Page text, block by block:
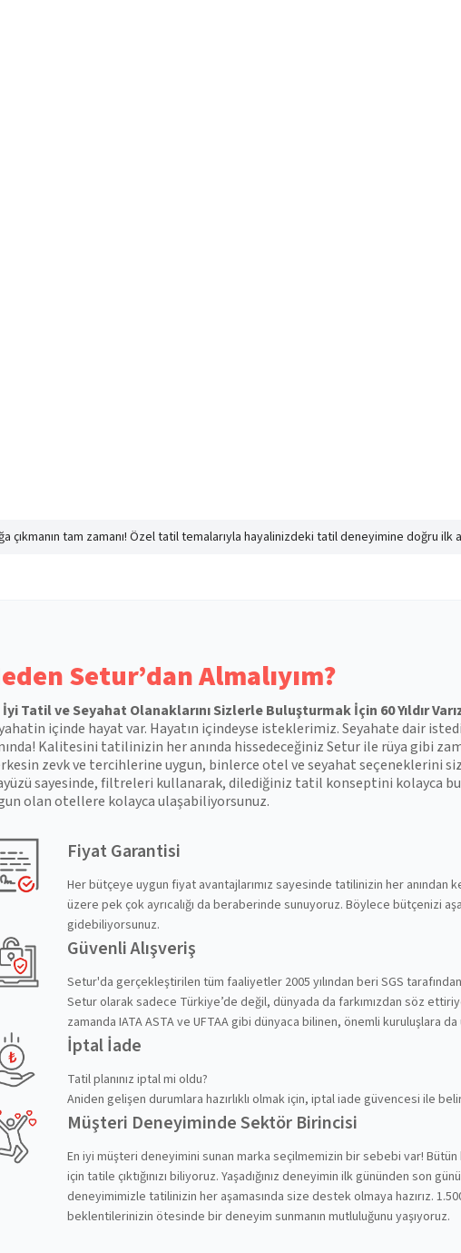
tam zamanı! Özel tatil temalarıyla hayalinizdeki tatil deneyimine doğru ilk
Setur’dan Almalıyım?
İyi Tatil ve Seyahat Olanaklarını Sizlerle Buluşturmak İçin 60 Yıldır
içinde hayat var. Hayatın içindeyse isteklerimiz. Seyahate dair
Kalitesini tatilinizin her anında hissedeceğiniz Setur ile rüya gibi
zevk ve tercihlerine uygun, binlerce otel ve seyahat seçeneklerini
sayesinde, filtreleri kullanarak, dilediğiniz tatil konseptini kolayca
olan otellere kolayca ulaşabiliyorsunuz.
Fiyat Garantisi
Her bütçeye uygun fiyat avantajlarımız sayesinde tatilinizin her anından
üzere pek çok ayrıcalığı da beraberinde sunuyoruz. Böylece bütçenizi
gidebiliyorsunuz.
Güvenli Alışveriş
Setur'da gerçekleştirilen tüm faaliyetler 2005 yılından beri SGS
Setur olarak sadece Türkiye’de değil, dünyada da farkımızdan söz
zamanda IATA ASTA ve UFTAA gibi dünyaca bilinen, önemli kuruluşlara
İptal İade
Tatil planınız iptal mi oldu?
Aniden gelişen durumlara hazırlıklı olmak için, iptal iade güvencesi ile
Müşteri Deneyiminde Sektör Birincisi
En iyi müşteri deneyimini sunan marka seçilmemizin bir sebebi var!
için tatile çıktığınızı biliyoruz. Yaşadığınız deneyimin ilk gününden son
deneyimimizle tatilinizin her aşamasında size destek olmaya hazırız.
beklentilerinizin ötesinde bir deneyim sunmanın mutluluğunu yaşıyoruz.